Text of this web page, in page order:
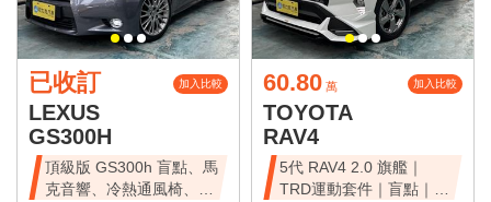
已收訂 加入比較
LEXUS
GS300H
頂級版 GS300h 盲點、馬
克音響、冷熱通風椅、
60.80 萬 加入比較
TOYOTA
RAV4
5代 RAV4 2.0 旗艦｜
TRD運動套件｜盲點｜環